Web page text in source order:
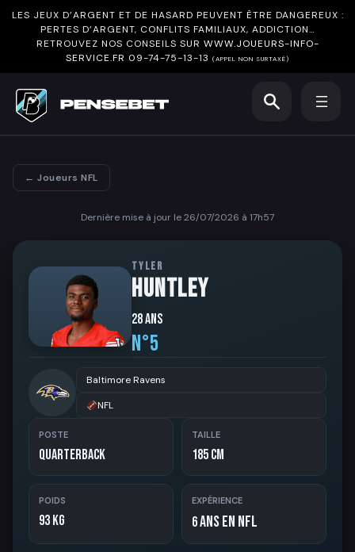
LES JEUX D’ARGENT ET DE HASARD PEUVENT ÊTRE DANGEREUX :
PERTES D’ARGENT, CONFLITS FAMILIAUX, ADDICTION…
RETROUVEZ NOS CONSEILS SUR WWW.JOUEURS-INFO-
SERVICE.FR 09-74-75-13-13 (APPEL NON SURTAXÉ)
← Joueurs NFL
Dernière mise à jour le 26/07/2026 à 17h57
TYLER
HUNTLEY
28 ans
N°5
Baltimore Ravens
NFL
POSTE
Quarterback
TAILLE
185 cm
POIDS
93 kg
EXPÉRIENCE
6ans en NFL